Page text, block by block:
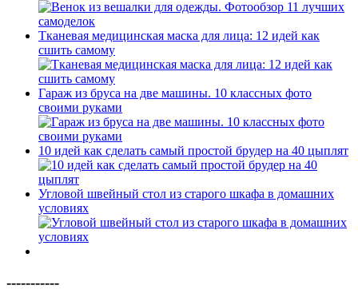
Тканевая медицинская маска для лица: 12 идей как
сшить самому
Гараж из бруса на две машины. 10 классных фото
своими руками
10 идей как сделать самый простой брудер на 40 цыплят
Угловой швейный стол из старого шкафа в домашних
условиях
-----------